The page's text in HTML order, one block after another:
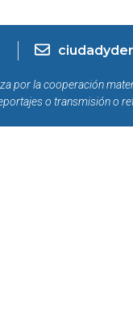
por la cooperación
o transmisión o